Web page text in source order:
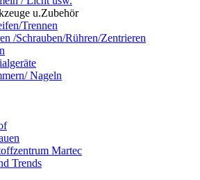
u.Zubehör
Trennen
/Schrauben/Rühren/Zentrieren
Nageln
Martec
Trends